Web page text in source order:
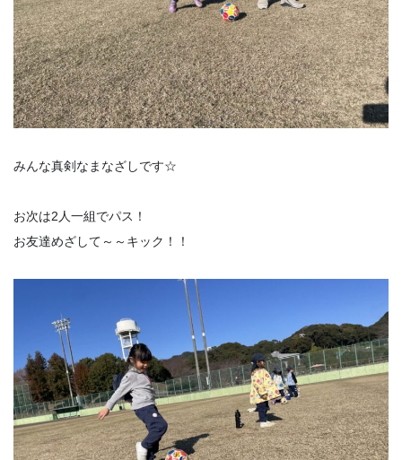
みんな真剣なまなざしです☆
お次は2人一組でパス！
お友達めざして～～キック！！